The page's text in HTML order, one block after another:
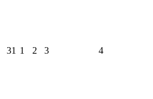
31 1 2 3 4